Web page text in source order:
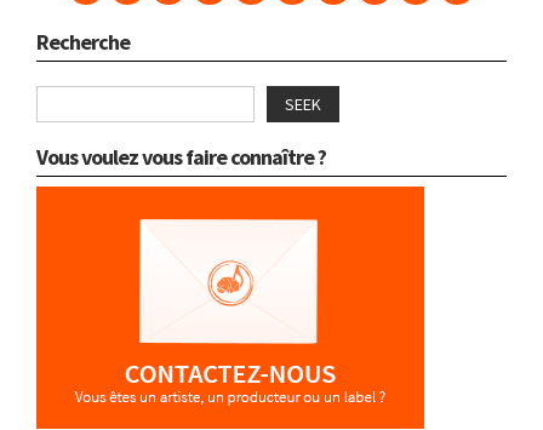
Recherche
SEEK
Vous voulez vous faire connaître ?